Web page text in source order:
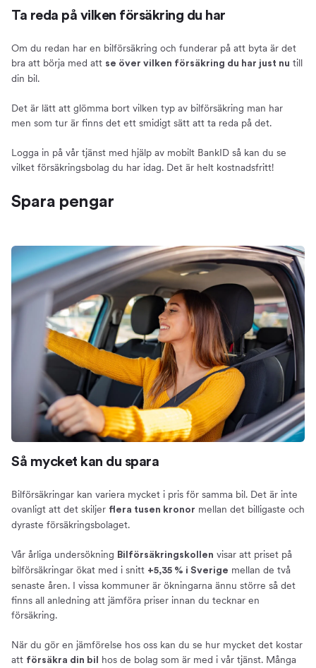
Ta reda på vilken försäkring du har
Om du redan har en bilförsäkring och funderar på att byta är det
bra att börja med att se över vilken försäkring du har just nu till
din bil.
Det är lätt att glömma bort vilken typ av bilförsäkring man har
men som tur är finns det ett smidigt sätt att ta reda på det.
Logga in på vår tjänst med hjälp av mobilt BankID så kan du se
vilket försäkringsbolag du har idag. Det är helt kostnadsfritt!
Spara pengar
Så mycket kan du spara
Bilförsäkringar kan variera mycket i pris för samma bil. Det är inte
ovanligt att det skiljer flera tusen kronor mellan det billigaste och
dyraste försäkringsbolaget.
Vår årliga undersökning Bilförsäkringskollen visar att priset på
bilförsäkringar ökat med i snitt +5,35 % i Sverige mellan de två
senaste åren. I vissa kommuner är ökningarna ännu större så det
finns all anledning att jämföra priser innan du tecknar en
försäkring.
När du gör en jämförelse hos oss kan du se hur mycket det kostar
att försäkra din bil
hos de bolag som är med i vår tjänst. Många